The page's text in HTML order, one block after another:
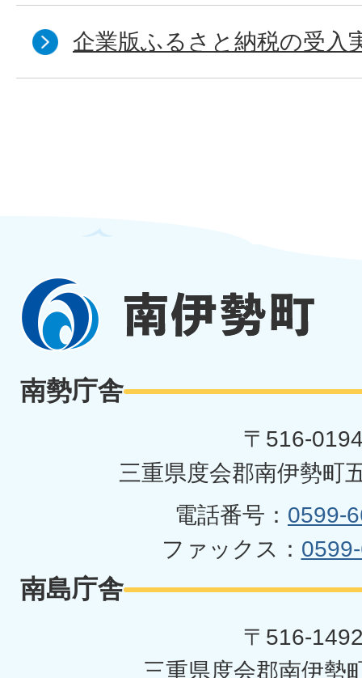
企業版ふるさと納税の受入
南勢庁舎
〒516-
三重県度会郡南伊勢町
電話番号： 0599-
ファックス：
南島庁舎
〒516-
三重県度会郡南伊勢